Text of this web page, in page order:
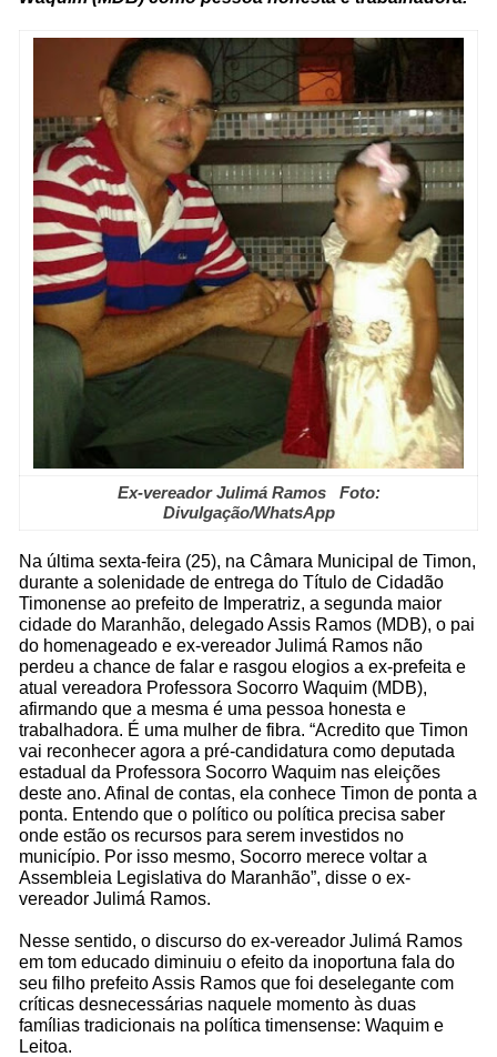
Ex-vereador Julimá Ramos Foto:
Divulgação/WhatsApp
Na última sexta-feira (25), na Câmara Municipal de Timon,
durante a solenidade de entrega do Título de Cidadão
Timonense ao prefeito de Imperatriz, a segunda maior
cidade do Maranhão, delegado Assis Ramos (MDB), o pai
do homenageado e ex-vereador Julimá Ramos não
perdeu a chance de falar e rasgou elogios a ex-prefeita e
atual vereadora Professora Socorro Waquim (MDB),
afirmando que a mesma é uma pessoa honesta e
trabalhadora. É uma mulher de fibra. “Acredito que Timon
vai reconhecer agora a pré-candidatura como deputada
estadual da Professora Socorro Waquim nas eleições
deste ano. Afinal de contas, ela conhece Timon de ponta a
ponta. Entendo que o político ou política precisa saber
onde estão os recursos para serem investidos no
município. Por isso mesmo, Socorro merece voltar a
Assembleia Legislativa do Maranhão”, disse o ex-
vereador Julimá Ramos.
Nesse sentido, o discurso do ex-vereador Julimá Ramos
em tom educado diminuiu o efeito da inoportuna fala do
seu filho prefeito Assis Ramos que foi deselegante com
críticas desnecessárias naquele momento às duas
famílias tradicionais na política timensense: Waquim e
Leitoa.